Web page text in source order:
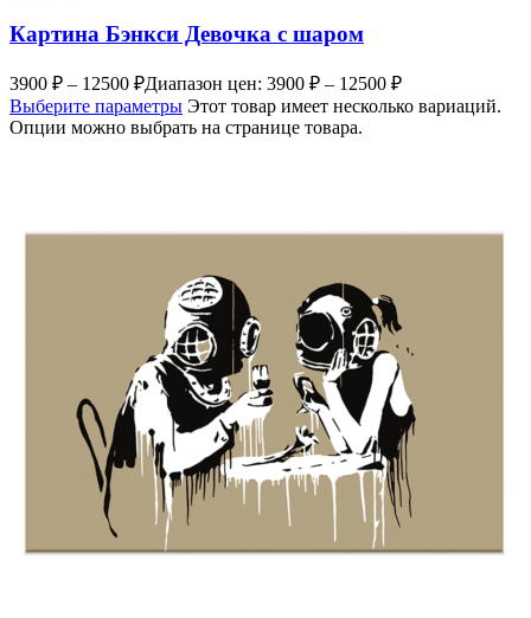
Картина Бэнкси Девочка с шаром
3900 ₽ – 12500 ₽Диапазон цен: 3900 ₽ – 12500 ₽
Выберите параметры Этот товар имеет несколько вариаций.
Опции можно выбрать на странице товара.